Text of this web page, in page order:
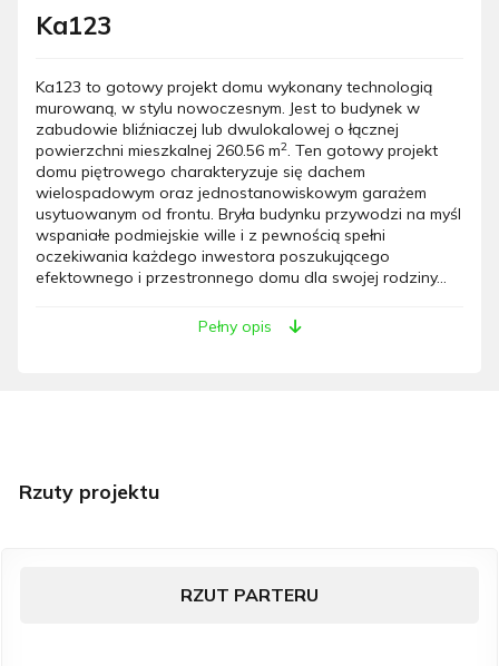
Ka123
Ka123 to gotowy projekt domu wykonany technologią
murowaną, w stylu nowoczesnym. Jest to budynek w
zabudowie bliźniaczej lub dwulokalowej o łącznej
powierzchni mieszkalnej 260.56 m2. Ten gotowy projekt
domu piętrowego charakteryzuje się dachem
wielospadowym oraz jednostanowiskowym garażem
usytuowanym od frontu. Bryła budynku przywodzi na myśl
wspaniałe podmiejskie wille i z pewnością spełni
oczekiwania każdego inwestora poszukującego
efektownego i przestronnego domu dla swojej rodziny...
Pełny opis
Rzuty projektu
RZUT PARTERU